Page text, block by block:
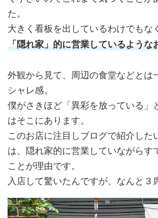
た。
大きく看板を出しているわけでもな
「隠れ家」的に営業しているような
外観から見て、周辺の食堂などとは
シャレ感。
僕がさきほど「異彩を放っている」
はそこにあります。
このお店に注目しブログで紹介した
は、隠れ家的に営業していながらす
ことが理由です。
入店して驚いたんですが、なんと３